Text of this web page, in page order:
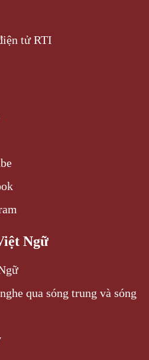
tử RTI
Ngữ
qua sóng trung và sóng